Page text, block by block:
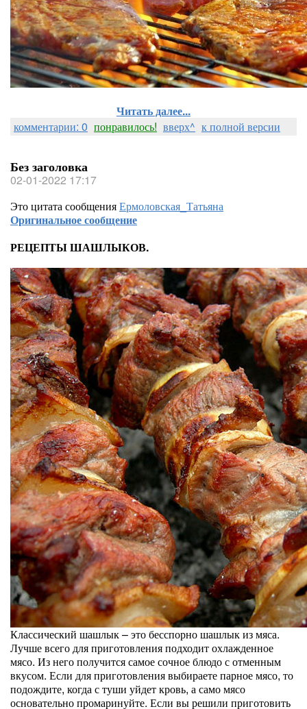
Читать далее...
комментарии: 0 понравилось! вверх^ к полной версии
Без заголовка
02-01-2022 17:17
Это цитата сообщенияЕрмоловская_Татьяна
Оригинальное сообщение
РЕЦЕПТЫ ШАШЛЫКОВ.
Классический шашлык – это бесспорно шашлык из мяса.
Лучше всего для приготовления подходит охлажденное
мясо. Из него получится самое сочное блюдо с отменным
вкусом. Если для приготовления выбираете парное мясо, то
подождите, когда с туши уйдет кровь, а само мясо
основательно промаринуйте. Если вы решили приготовить